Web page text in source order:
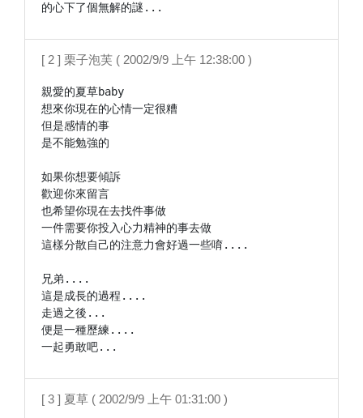
的心下了個無解的謎...
[ 2 ] 栗子泡芙 ( 2002/9/9 上午 12:38:00 )
親愛的夏草baby
想來你現在的心情一定很糟
但是感情的事
是不能勉強的
如果你想要傾訴
歡迎你來留言
也希望你現在去找件事做
一件需要你投入心力精神的事去做
這樣分散自己的注意力會好過一些唷....
兄弟....
這是成長的過程....
走過之後...
便是一種歷練....
一起勇敢吧...
[ 3 ] 夏草 ( 2002/9/9 上午 01:31:00 )